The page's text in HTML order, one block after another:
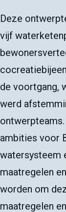
Deze
vijf
de voortgang,
werd
ambities voor
watersysteem
maatregelen
worden om
maatregelen